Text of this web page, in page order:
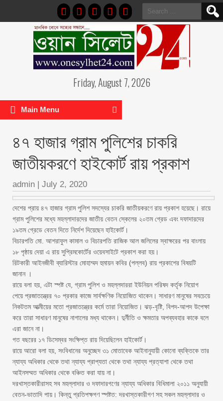
Search
for:
Friday, August 7, 2026
Main Menu
৪৭ হাজার গ্রাম পুলিশের চাকরি
জাতীয়করণে হাইকোর্ট রায় প্রকাশ
admin | July 2, 2020
দেশের প্রায় ৪৭ হাজার গ্রাম পুলিশ সদস্যের চাকরি জাতীয়করণে রায় প্রকাশ হয়েছে। রায়ে
গ্রাম পুলিশের মধ্যে মহল্লাদারদের জাতীয় বেতন স্কেলের ২০তম গ্রেড এবং দফাদারদের
১৯তম গ্রেডে বেতন দিতে নির্দেশ দিয়েছেন হাইকোর্ট।
বিচারপতি মো. আশরাফুল কামাল ও বিচারপতি রাজিক আল জলিলের স্বাক্ষরের পর বাংলায়
১৮ পৃষ্ঠায় দেয়া এ রায় সুপ্রিমকোর্টের ওয়েবসাইটে প্রকাশ করা হয়।
রিটকারী আইনজীবী ব্যারিস্টার মোহাম্মদ হুমায়ন কবির (পল্লব) রায় প্রকাশের বিষয়টি
জানান ।
রায়ে বলা হয়, এটা স্পষ্ট যে, গ্রাম পুলিশ ও মহল্লদাররা ইউনিয়ন পরিষদ কর্তৃক নিয়োগ
পেয়ে প্রজাতন্ত্রের ৭০ প্রকার কাজে সার্বক্ষণিক নিয়োজিত থাকেন। সাধারণ মানুষের সবচেয়ে
নিকটতম আত্মীয়ের মতো প্রজাতন্ত্রের কর্মে তারা নিয়োজিত। ঝড়-বৃষ্টি, বিপদ-আপদ উপেক্ষা
করে তারা সাধারণ মানুষের নাগালের মধ্য থাকেন। দুর্নীতি ও ক্ষমতার অপব্যবহার কাকে বলে
এরা জানে না।
গত বছরের ১৭ ডিসেম্বর সংক্ষিপ্ত রায় দিয়েছিলেন হাইকোর্ট।
রায়ে আরো বলা হয়, সংবিধানের অনুচ্ছেদ ৩১ মোতাবেক আইনানুযায়ী কোনো ব্যক্তিকে তার
ন্যায্য অধিকার থেকে তথা ন্যায্য প্রাপ্যতা থেকে তথা ন্যায্য প্রত্যাশা থেকে তথা
আইনসম্মত অধিকার থেকে বঞ্চিত করা যায় না।
দরখাস্তকারীরাসহ সব মহল্লাদার ও দফাদারগণের ন্যায্য অধিকার বিধিমালা ২০১১ অনুযায়ী
বেতন-ভাতাদি পায়। কিন্তু প্রতিপক্ষগণ স্পষ্টত: দরখাস্তকারীগণ সহ সকল মহল্লাদার ও